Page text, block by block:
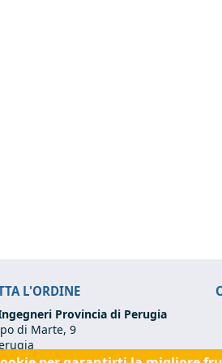
L'ORDINE
Provincia di Perugia
di Marte, 9